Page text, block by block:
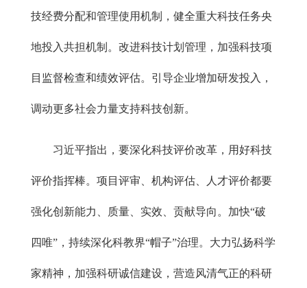
技经费分配和管理使用机制，健全重大科技任务央
地投入共担机制。改进科技计划管理，加强科技项
目监督检查和绩效评估。引导企业增加研发投入，
调动更多社会力量支持科技创新。
习近平指出，要深化科技评价改革，用好科技
评价指挥棒。项目评审、机构评估、人才评价都要
强化创新能力、质量、实效、贡献导向。加快“破
四唯”，持续深化科教界“帽子”治理。大力弘扬科学
家精神，加强科研诚信建设，营造风清气正的科研